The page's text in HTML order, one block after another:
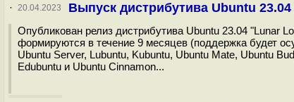
· 20.04.2023 Выпуск дистрибутива Ubuntu 23.04
Опубликован релиз дистрибутива Ubuntu 23.04 "Lunar
формируются в течение 9 месяцев (поддержка будет
Ubuntu Server, Lubuntu, Kubuntu, Ubuntu Mate, Ubuntu
Edubuntu и Ubuntu Cinnamon...